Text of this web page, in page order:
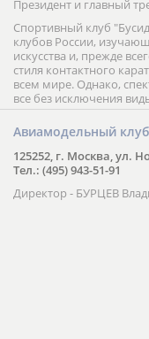
Президент и главный
Спортивный клуб
клубов России,
искусства и, прежде
стиля контактного
всем мире. Однако,
все без исключения
Авиамодельный
125252, г. Москва, ул.
Тел.: (495) 943-51-91
Директор - БУРЦЕВ